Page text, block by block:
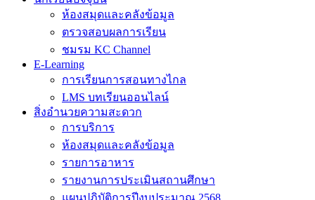
ห้องสมุดและคลังข้อมูล
ตรวจสอบผลการเรียน
ชมรม KC Channel
E-Learning
การเรียนการสอนทางไกล
LMS บทเรียนออนไลน์
สิ่งอำนวยความสะดวก
การบริการ
ห้องสมุดและคลังข้อมูล
รายการอาหาร
รายงานการประเมินสถานศึกษา
แผนปฏิบัติการปีงบประมาณ 2568